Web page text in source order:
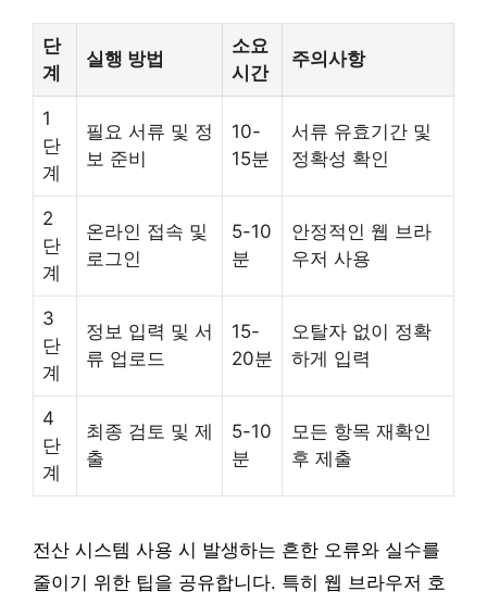
단
계
실행 방법
소요
시간
주의사항
1
단
계
필요 서류 및 정
보 준비
10-
15분
서류 유효기간 및
정확성 확인
2
단
계
온라인 접속 및
로그인
5-10
분
안정적인 웹 브라
우저 사용
3
단
계
정보 입력 및 서
류 업로드
15-
20분
오탈자 없이 정확
하게 입력
4
단
계
최종 검토 및 제
출
5-10
분
모든 항목 재확인
후 제출
전산 시스템 사용 시 발생하는 흔한 오류와 실수를
줄이기 위한 팁을 공유합니다. 특히 웹 브라우저 호